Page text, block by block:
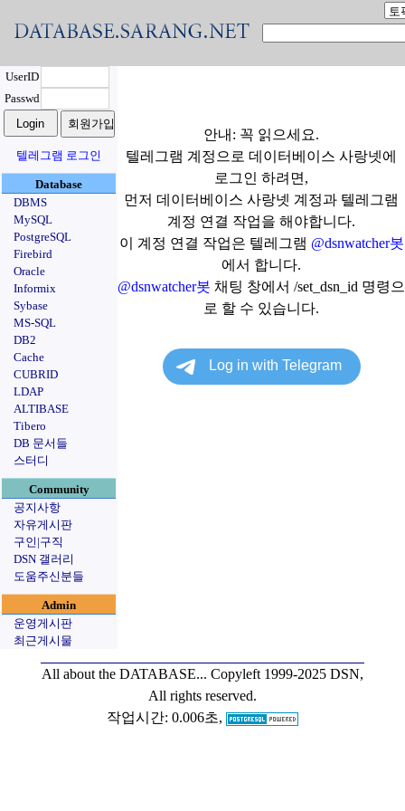
UserID
Passwd
텔레그램 로그인
Database
DBMS
MySQL
PostgreSQL
Firebird
Oracle
Informix
Sybase
MS-SQL
DB2
Cache
CUBRID
LDAP
ALTIBASE
Tibero
DB 문서들
스터디
Community
공지사항
자유게시판
구인|구직
DSN 갤러리
도움주신분들
Admin
운영게시판
최근게시물
안내: 꼭 읽으세요.
텔레그램 계정으로 데이터베이스 사랑넷에
로그인 하려면,
먼저 데이터베이스 사랑넷 계정과 텔레그램
계정 연결 작업을 해야합니다.
이 계정 연결 작업은 텔레그램 @dsnwatcher봇
에서 합니다.
@dsnwatcher봇 채팅 창에서 /set_dsn_id 명령으
로 할 수 있습니다.
All about the DATABASE... Copyleft 1999-2025 DSN,
All rights reserved.
작업시간: 0.006초,